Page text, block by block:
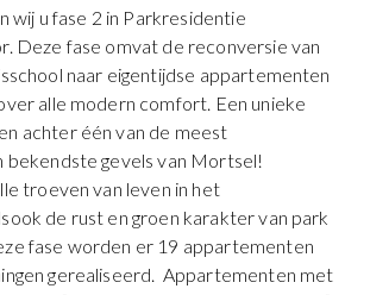
wij u fase 2 in Parkresidentie
Deze fase omvat de reconversie van
naar eigentijdse appartementen
alle modern comfort. Een unieke
achter één van de meest
bekendste gevels van Mortsel!
troeven van leven in het
de rust en groen karakter van park
fase worden er 19 appartementen
gerealiseerd. Appartementen met